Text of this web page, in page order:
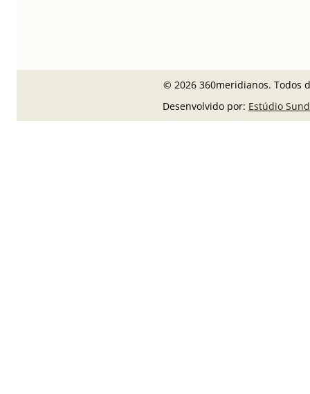
© 2026 360meridianos. Todos
Desenvolvido por: Estúdio